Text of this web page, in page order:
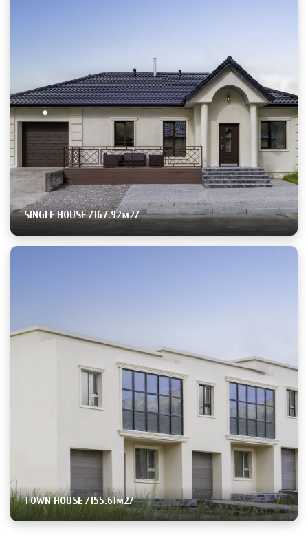
SINGLE HOUSE /167.92м2/
TOWN HOUSE /155.61м2/